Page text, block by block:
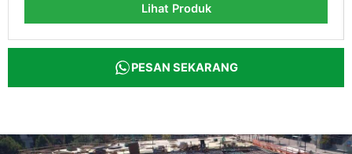
Lihat Produk
PESAN SEKARANG